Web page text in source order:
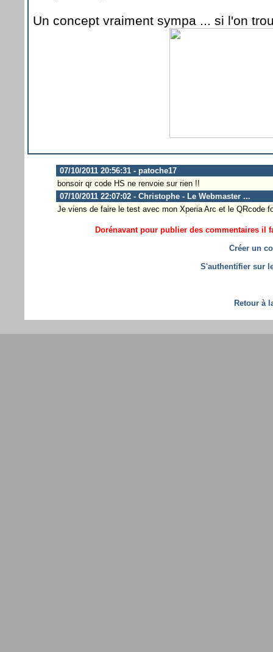
Un concept vraiment sympa ... si l'on
07/10/2011 20:56:31 - patoche17
bonsoir qr code HS ne renvoie sur rien !!
07/10/2011 22:07:02 - Christophe - Le Webmaster ...
Je viens de faire le test avec mon Xperia Arc et le QRcode
Dorénavant pour publier des commentaires il
Créer un
S'authentifier sur
Retour à